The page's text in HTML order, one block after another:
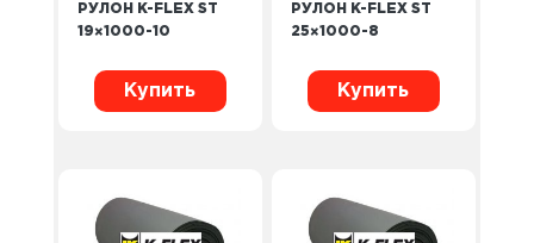
РУЛОН K-FLEX ST
19×1000-10
Купить
РУЛОН K-FLEX ST
25×1000-8
Купить